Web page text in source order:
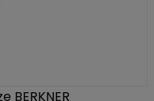
BERKNER